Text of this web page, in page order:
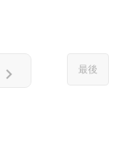
最後
chevron_right